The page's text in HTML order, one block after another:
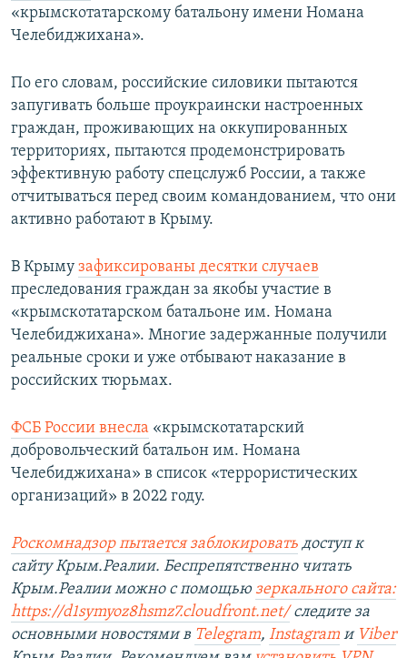
«крымскотатарскому батальону имени Номана
Челебиджихана».
По его словам, российские силовики пытаются
запугивать больше проукраински настроенных
граждан, проживающих на оккупированных
территориях, пытаются продемонстрировать
эффективную работу спецслужб России, а также
отчитываться перед своим командованием, что они
активно работают в Крыму.
В Крыму зафиксированы десятки случаев
преследования граждан за якобы участие в
«крымскотатарском батальоне им. Номана
Челебиджихана». Многие задержанные получили
реальные сроки и уже отбывают наказание в
российских тюрьмах.
ФСБ России внесла «крымскотатарский
добровольческий батальон им. Номана
Челебиджихана» в список «террористических
организаций» в 2022 году.
Роскомнадзор пытается заблокировать доступ к
сайту Крым.Реалии. Беспрепятственно читать
Крым.Реалии можно с помощью зеркального сайта:
https://d1symyoz8hsmz7.cloudfront.net/следите за
основными новостями в Telegram, Instagram и Viber